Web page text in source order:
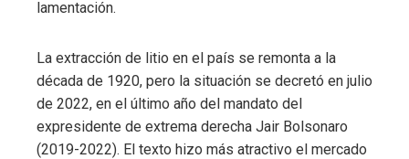
lamentación.
La extracción de litio en el país se remonta a la
década de 1920, pero la situación se decretó en julio
de 2022, en el último año del mandato del
expresidente de extrema derecha Jair Bolsonaro
(2019-2022). El texto hizo más atractivo el mercado